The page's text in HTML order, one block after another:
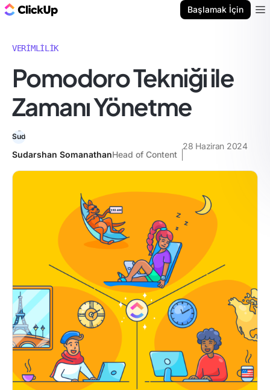
Başlamak İçin
VERIMLILIK
Pomodoro Tekniği ile
Zamanı Yönetme
Sudarshan SomanathanHead of Content
28 Haziran 2024